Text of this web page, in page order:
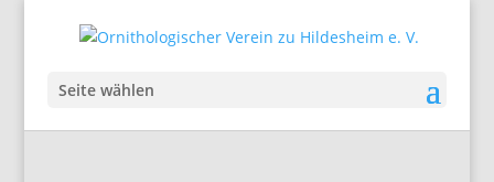
Seite wählen